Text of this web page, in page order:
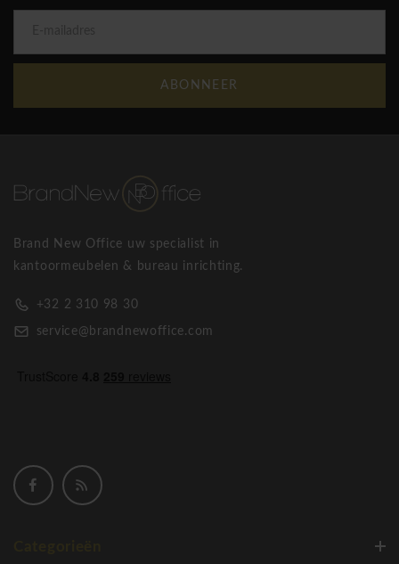
ABONNEER
Brand New Office uw specialist in
kantoormeubelen & bureau inrichting.
+32 2 310 98 30
service@brandnewoffice.com